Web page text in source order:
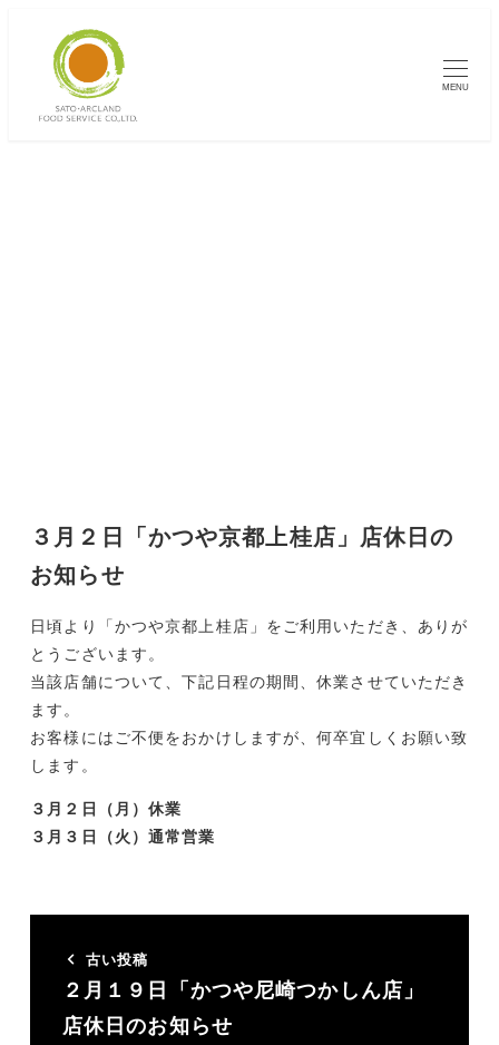
MENU
３月２日「かつや京都上桂店」店休日の
お知らせ
日頃より「かつや京都上桂店」をご利用いただき、ありが
とうございます。
当該店舗について、下記日程の期間、休業させていただき
ます。
お客様にはご不便をおかけしますが、何卒宜しくお願い致
します。
３月２日（月）休業
３月３日（火）通常営業
古い投稿
２月１９日「かつや尼崎つかしん店」
店休日のお知らせ